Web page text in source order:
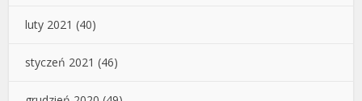
luty 2021 (40)
styczeń 2021 (46)